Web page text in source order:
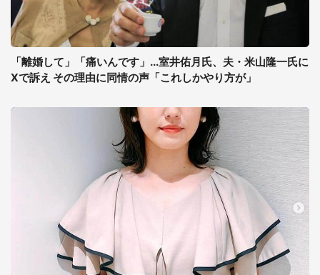
「離婚して」「痛いんです」...室井佑月氏、夫・米山隆一氏に
Xで訴え その理由に同情の声「これしかやり方が」